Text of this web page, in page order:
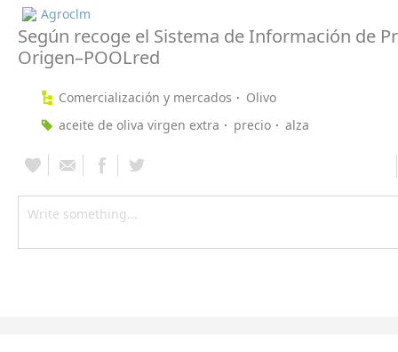
Agroclm
Según recoge el Sistema de Información de
Origen–POOLred
Comercialización y mercados
Olivo
aceite de oliva virgen extra
precio alza